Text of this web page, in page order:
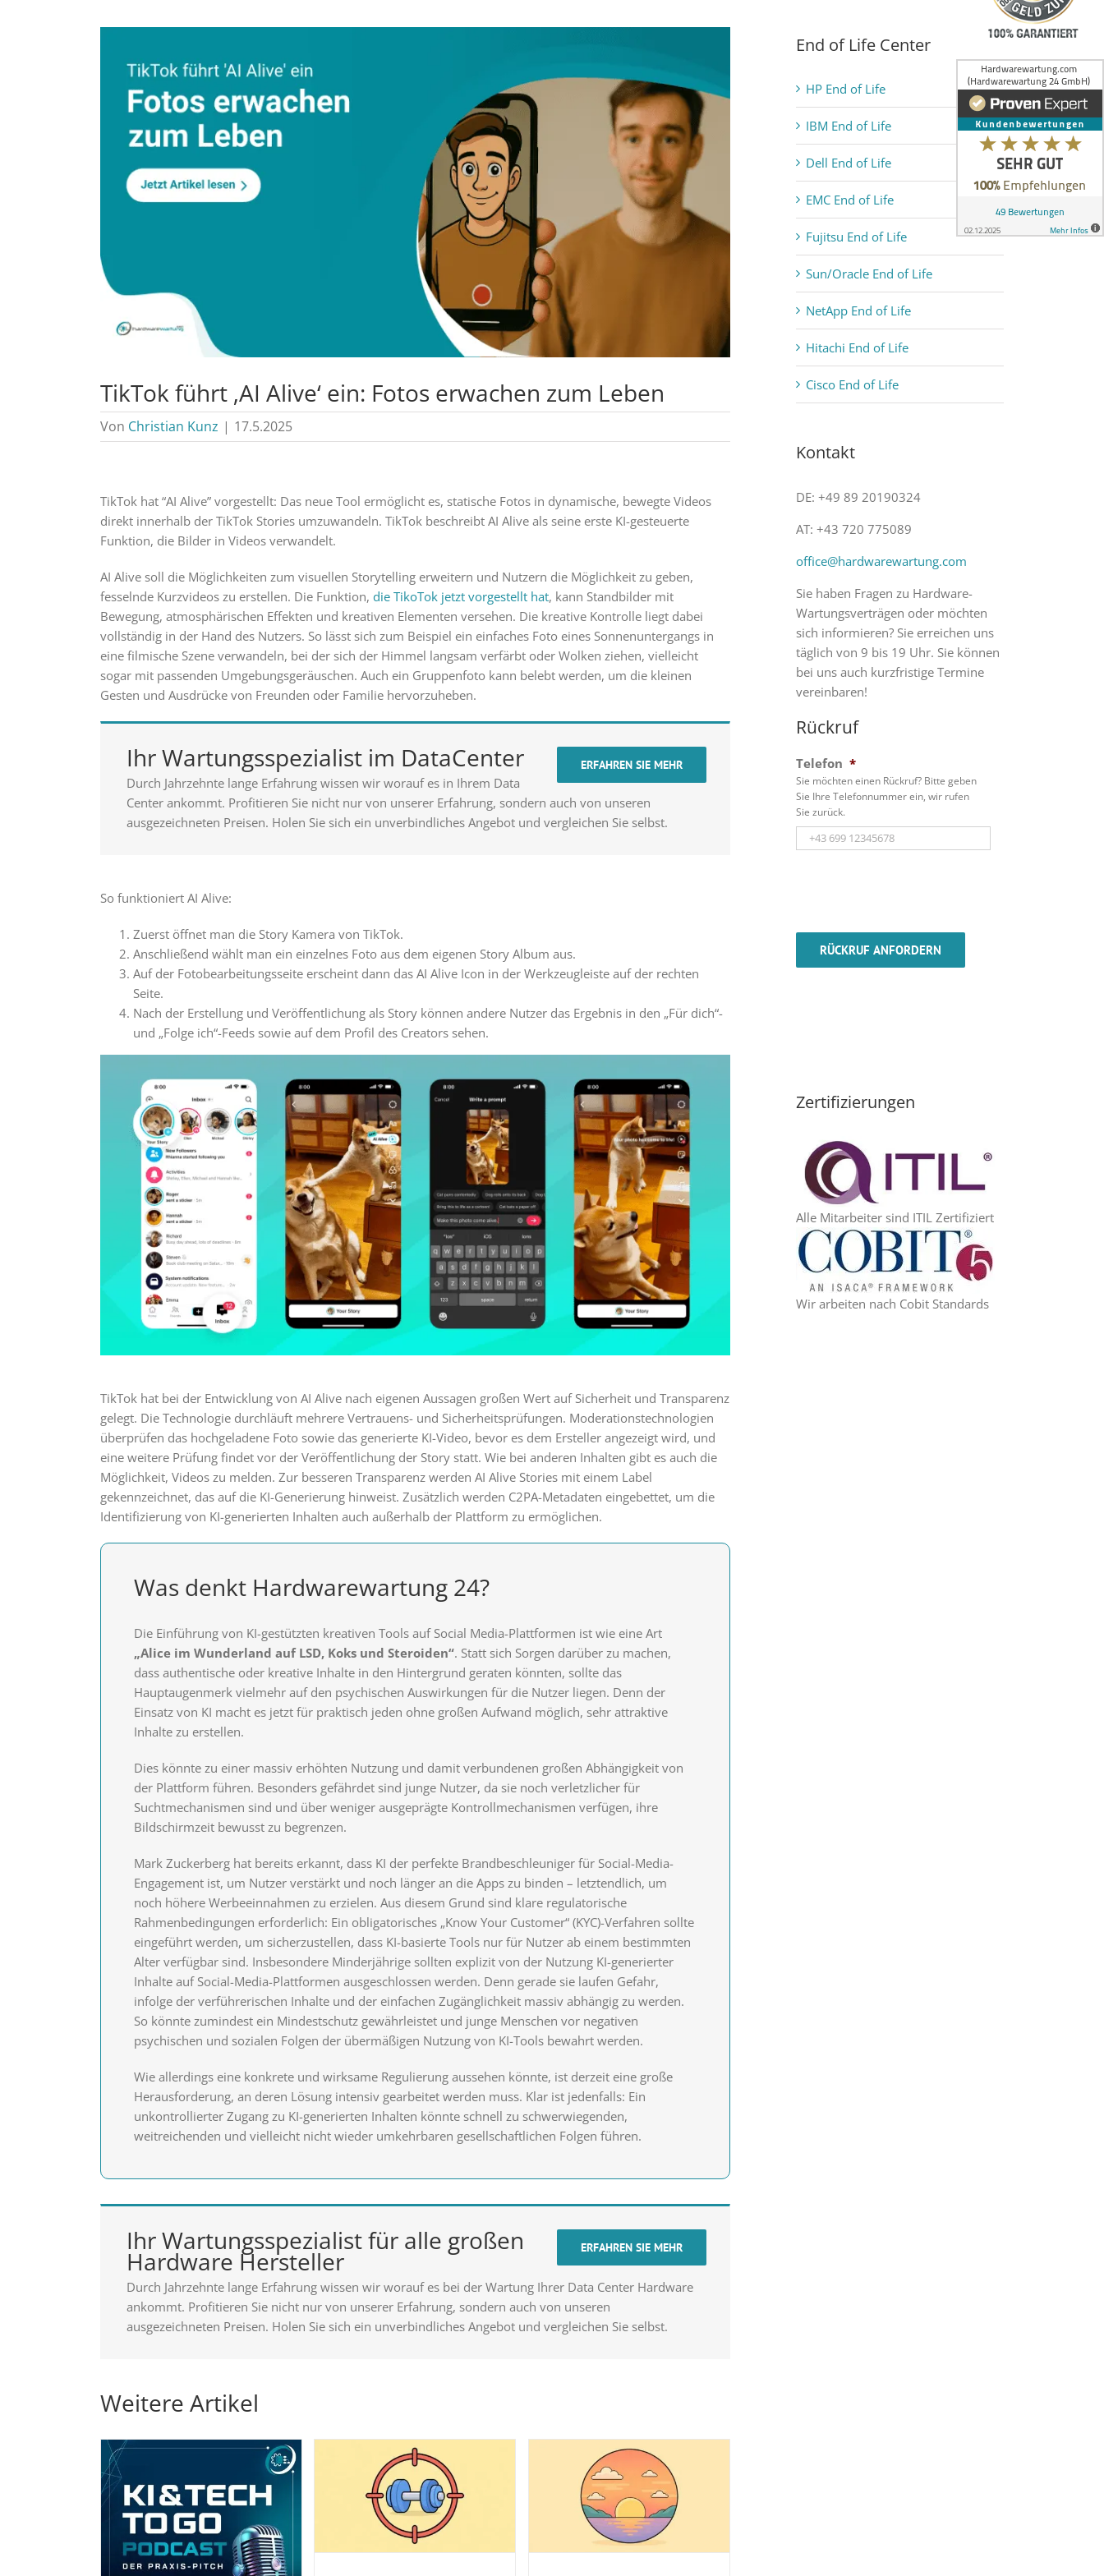
TikTok führt ‚AI Alive‘ ein: Fotos erwachen zum Leben
Von Christian Kunz | 17.5.2025
TikTok hat “AI Alive” vorgestellt: Das neue Tool ermöglicht es, statische Fotos in dynamische, bewegte Videos
direkt innerhalb der TikTok Stories umzuwandeln. TikTok beschreibt AI Alive als seine erste KI-gesteuerte
Funktion, die Bilder in Videos verwandelt.
AI Alive soll die Möglichkeiten zum visuellen Storytelling erweitern und Nutzern die Möglichkeit zu geben,
fesselnde Kurzvideos zu erstellen. Die Funktion, die TikoTok jetzt vorgestellt hat, kann Standbilder mit
Bewegung, atmosphärischen Effekten und kreativen Elementen versehen. Die kreative Kontrolle liegt dabei
vollständig in der Hand des Nutzers. So lässt sich zum Beispiel ein einfaches Foto eines Sonnenuntergangs in
eine filmische Szene verwandeln, bei der sich der Himmel langsam verfärbt oder Wolken ziehen, vielleicht
sogar mit passenden Umgebungsgeräuschen. Auch ein Gruppenfoto kann belebt werden, um die kleinen
Gesten und Ausdrücke von Freunden oder Familie hervorzuheben.
ERFAHREN SIE MEHR
Ihr Wartungsspezialist im DataCenter
Durch Jahrzehnte lange Erfahrung wissen wir worauf es in Ihrem Data
Center ankommt. Profitieren Sie nicht nur von unserer Erfahrung, sondern auch von unseren
ausgezeichneten Preisen. Holen Sie sich ein unverbindliches Angebot und vergleichen Sie selbst.
So funktioniert AI Alive:
Zuerst öffnet man die Story Kamera von TikTok.
Anschließend wählt man ein einzelnes Foto aus dem eigenen Story Album aus.
Auf der Fotobearbeitungsseite erscheint dann das AI Alive Icon in der Werkzeugleiste auf der rechten
Seite.
Nach der Erstellung und Veröffentlichung als Story können andere Nutzer das Ergebnis in den „Für dich“-
und „Folge ich“-Feeds sowie auf dem Profil des Creators sehen.
TikTok hat bei der Entwicklung von AI Alive nach eigenen Aussagen großen Wert auf Sicherheit und Transparenz
gelegt. Die Technologie durchläuft mehrere Vertrauens- und Sicherheitsprüfungen. Moderationstechnologien
überprüfen das hochgeladene Foto sowie das generierte KI-Video, bevor es dem Ersteller angezeigt wird, und
eine weitere Prüfung findet vor der Veröffentlichung der Story statt. Wie bei anderen Inhalten gibt es auch die
Möglichkeit, Videos zu melden. Zur besseren Transparenz werden AI Alive Stories mit einem Label
gekennzeichnet, das auf die KI-Generierung hinweist. Zusätzlich werden C2PA-Metadaten eingebettet, um die
Identifizierung von KI-generierten Inhalten auch außerhalb der Plattform zu ermöglichen.
Was denkt Hardwarewartung 24?
Die Einführung von KI-gestützten kreativen Tools auf Social Media-Plattformen ist wie eine Art
„Alice im Wunderland auf LSD, Koks und Steroiden“. Statt sich Sorgen darüber zu machen,
dass authentische oder kreative Inhalte in den Hintergrund geraten könnten, sollte das
Hauptaugenmerk vielmehr auf den psychischen Auswirkungen für die Nutzer liegen. Denn der
Einsatz von KI macht es jetzt für praktisch jeden ohne großen Aufwand möglich, sehr attraktive
Inhalte zu erstellen.
Dies könnte zu einer massiv erhöhten Nutzung und damit verbundenen großen Abhängigkeit von
der Plattform führen. Besonders gefährdet sind junge Nutzer, da sie noch verletzlicher für
Suchtmechanismen sind und über weniger ausgeprägte Kontrollmechanismen verfügen, ihre
Bildschirmzeit bewusst zu begrenzen.
Mark Zuckerberg hat bereits erkannt, dass KI der perfekte Brandbeschleuniger für Social-Media-
Engagement ist, um Nutzer verstärkt und noch länger an die Apps zu binden – letztendlich, um
noch höhere Werbeeinnahmen zu erzielen. Aus diesem Grund sind klare regulatorische
Rahmenbedingungen erforderlich: Ein obligatorisches „Know Your Customer“ (KYC)-Verfahren sollte
eingeführt werden, um sicherzustellen, dass KI-basierte Tools nur für Nutzer ab einem bestimmten
Alter verfügbar sind. Insbesondere Minderjährige sollten explizit von der Nutzung KI-generierter
Inhalte auf Social-Media-Plattformen ausgeschlossen werden. Denn gerade sie laufen Gefahr,
infolge der verführerischen Inhalte und der einfachen Zugänglichkeit massiv abhängig zu werden.
So könnte zumindest ein Mindestschutz gewährleistet und junge Menschen vor negativen
psychischen und sozialen Folgen der übermäßigen Nutzung von KI-Tools bewahrt werden.
Wie allerdings eine konkrete und wirksame Regulierung aussehen könnte, ist derzeit eine große
Herausforderung, an deren Lösung intensiv gearbeitet werden muss. Klar ist jedenfalls: Ein
unkontrollierter Zugang zu KI-generierten Inhalten könnte schnell zu schwerwiegenden,
weitreichenden und vielleicht nicht wieder umkehrbaren gesellschaftlichen Folgen führen.
ERFAHREN SIE MEHR
Ihr Wartungsspezialist für alle großen
Hardware Hersteller
Durch Jahrzehnte lange Erfahrung wissen wir worauf es bei der Wartung Ihrer Data Center Hardware
ankommt. Profitieren Sie nicht nur von unserer Erfahrung, sondern auch von unseren
ausgezeichneten Preisen. Holen Sie sich ein unverbindliches Angebot und vergleichen Sie selbst.
Weitere Artikel
End of Life Center
HP End of Life
IBM End of Life
Dell End of Life
EMC End of Life
Fujitsu End of Life
Sun/Oracle End of Life
NetApp End of Life
Hitachi End of Life
Cisco End of Life
Kontakt
DE: +49 89 20190324
AT: +43 720 775089
office@hardwarewartung.com
Sie haben Fragen zu Hardware-
Wartungsverträgen oder möchten
sich informieren? Sie erreichen uns
täglich von 9 bis 19 Uhr. Sie können
bei uns auch kurzfristige Termine
vereinbaren!
Rückruf
Telefon *
Sie möchten einen Rückruf? Bitte geben
Sie Ihre Telefonnummer ein, wir rufen
Sie zurück.
Zertifizierungen
Alle Mitarbeiter sind ITIL Zertifiziert
Wir arbeiten nach Cobit Standards